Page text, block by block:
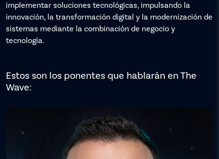
implementar soluciones tecnológicas, impulsando la
innovación, la transformación digital y la modernización de
sistemas mediante la combinación de negocio y
tecnología.
Estos son los ponentes que hablarán en The
Wave: